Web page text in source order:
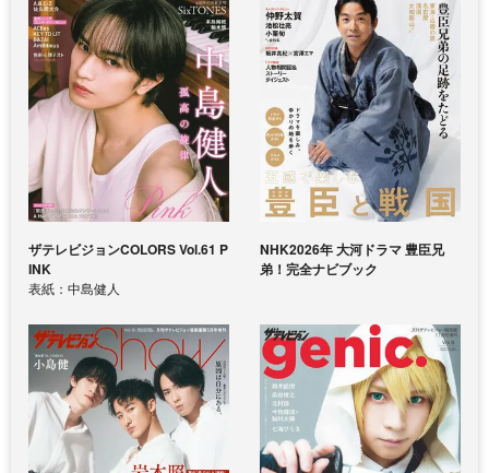
ザテレビジョンCOLORS Vol.61 P
INK
表紙：中島健人
NHK2026年 大河ドラマ 豊臣兄
弟！完全ナビブック